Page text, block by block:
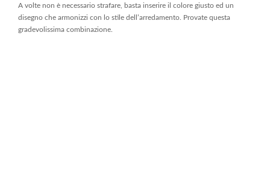
A volte non è necessario strafare, basta inserire il colore giusto ed un
disegno che armonizzi con lo stile dell’arredamento. Provate questa
gradevolissima combinazione.